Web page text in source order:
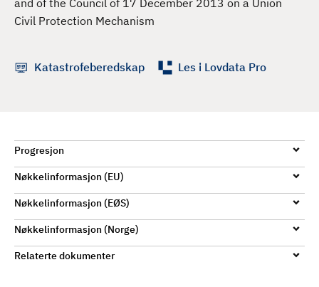
and of the Council of 17 December 2013 on a Union
Civil Protection Mechanism
Katastrofeberedskap Les i Lovdata Pro
Progresjon
Nøkkelinformasjon (EU)
Nøkkelinformasjon (EØS)
Nøkkelinformasjon (Norge)
Relaterte dokumenter